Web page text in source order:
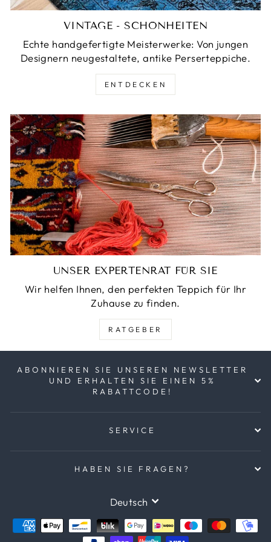
VINTAGE - SCHÖNHEITEN
Echte handgefertigte Meisterwerke: Von jungen
Designern neugestaltete, antike Perserteppiche.
ENTDECKEN
UNSER EXPERTENRAT FÜR SIE
Wir helfen Ihnen, den perfekten Teppich für Ihr
Zuhause zu finden.
RATGEBER
ABONNIEREN SIE UNSEREN NEWSLETTER
UND ERHALTEN SIE EINEN 5%
RABATTCODE!
SERVICE
HABEN SIE FRAGEN?
SPRACHE
Deutsch